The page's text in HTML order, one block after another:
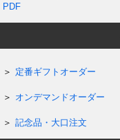
PDF
定番ギフトオーダー
オンデマンドオーダー
記念品・大口注文